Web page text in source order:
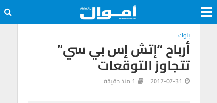
بنوك
أرباح “إتش إس بي سي”
تتجاوز التوقعات
2017-07-31 1 منذ دقيقة